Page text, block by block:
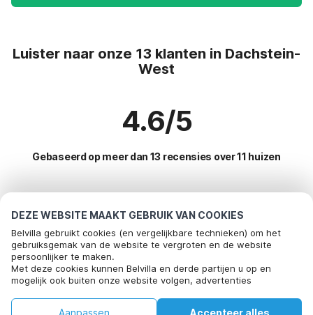
DEZE WEBSITE MAAKT GEBRUIK VAN COOKIES
Belvilla gebruikt cookies (en vergelijkbare technieken) om het
gebruiksgemak van de website te vergroten en de website
persoonlijker te maken.
Met deze cookies kunnen Belvilla en derde partijen u op en
mogelijk ook buiten onze website volgen, advertenties
social media.
Accepteer alles
Aanpassen
Luister naar onze 13 klanten in Dachstein-
West
4.6/5
Gebaseerd op meer dan 13 recensies over 11 huizen
Meest populaire bestemmingen voor
vakantie
Populaire voorzieningen voor vakantie in Dachstein-west
Vakantiehuis in skigebied
Kindvriendelijke vakantiehuizen
Top regio's met top voorzieningen voor vakantie
Vakantiehuis in skigebied salzburgerland